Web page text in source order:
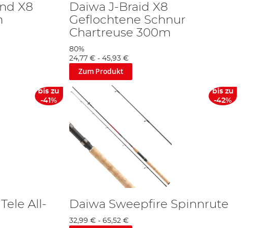
X8
Daiwa J-Braid X8
Geflochtene Schnur
Chartreuse 300m
80%
24,77 € -45,93 €
Zum Produkt
bis zu
-41%
All-
bis zu
-42%
Daiwa Sweepfire Spinnrute
32,99 € -65,52 €